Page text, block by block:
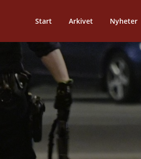
Start Arkivet Nyheter